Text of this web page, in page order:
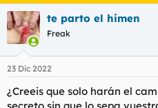
a
c
c
i
e
:
te parto el himen
Freak
23 Dic 2022
¿Creeis que solo harán el